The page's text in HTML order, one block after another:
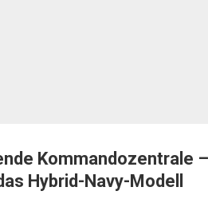
Kommandozentrale
Hybrid-Navy-Modell